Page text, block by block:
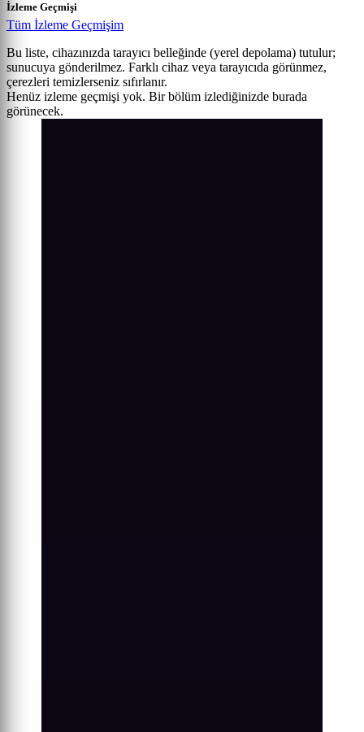
İzleme Geçmişi
Tüm İzleme Geçmişim
Bu liste, cihazınızda tarayıcı belleğinde (yerel depolama) tutulur;
sunucuya gönderilmez. Farklı cihaz veya tarayıcıda görünmez,
çerezleri temizlerseniz sıfırlanır.
Henüz izleme geçmişi yok. Bir bölüm izlediğinizde burada
görünecek.